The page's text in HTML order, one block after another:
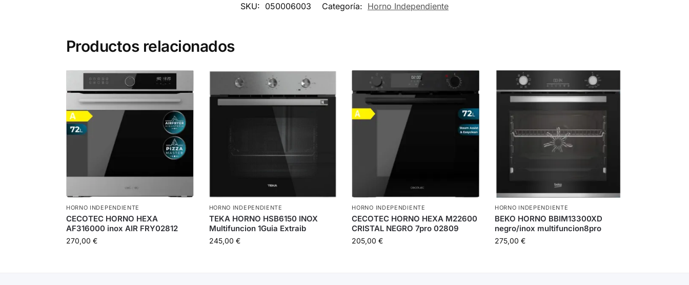
SKU: 050006003 Categoría: Horno Independiente
Productos relacionados
HORNO INDEPENDIENTE
CECOTEC HORNO HEXA
AF316000 inox AIR FRY02812
270,00 €
HORNO INDEPENDIENTE
TEKA HORNO HSB6150 INOX
Multifuncion 1Guia Extraib
245,00 €
HORNO INDEPENDIENTE
CECOTEC HORNO HEXA M22600
CRISTAL NEGRO 7pro 02809
205,00€
HORNO INDEPENDIENTE
BEKO HORNO BBIM13300XD
negro/inox multifuncion8pro
275,00€